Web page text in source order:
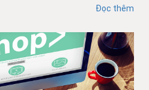
Đọc thêm